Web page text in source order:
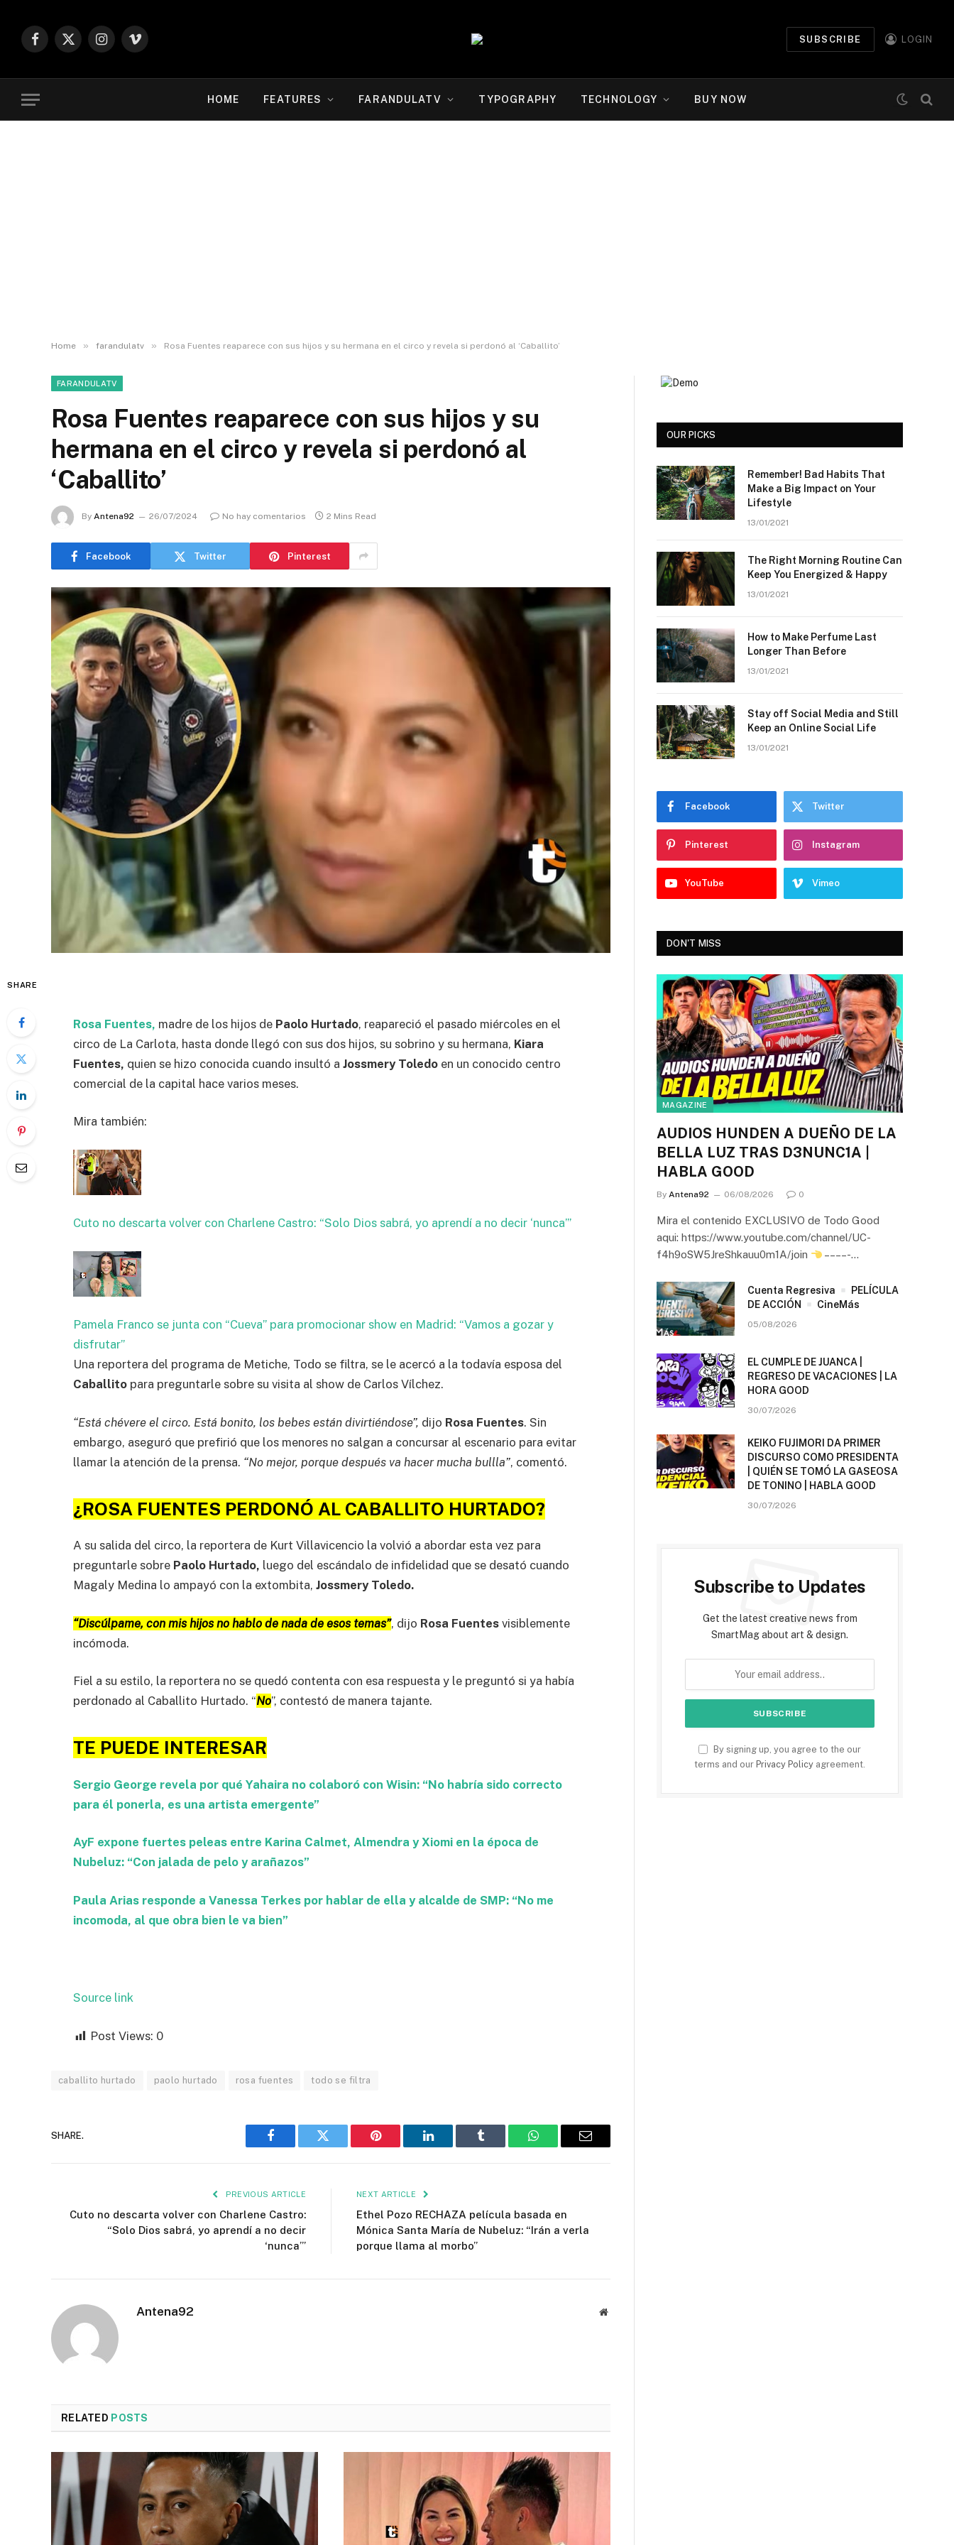
Facebook
X
Instagram
Vimeo
SUBSCRIBE LOGIN
HOME FEATURES FARANDULATV TYPOGRAPHY TECHNOLOGY BUY NOW
Home » farandulatv » Rosa Fuentes reaparece con sus hijos y su hermana en el circo y revela si perdonó al ‘Caballito’
FARANDULATV
Rosa Fuentes reaparece con sus hijos y su
hermana en el circo y revela si perdonó al
‘Caballito’
By Antena92 26/07/2024 No hay comentarios 2 Mins Read
Facebook Twitter Pinterest
SHARE
Rosa Fuentes, madre de los hijos de Paolo Hurtado, reapareció el pasado miércoles en el
circo de La Carlota, hasta donde llegó con sus dos hijos, su sobrino y su hermana, Kiara
Fuentes, quien se hizo conocida cuando insultó a Jossmery Toledo en un conocido centro
comercial de la capital hace varios meses.
Mira también:
Cuto no descarta volver con Charlene Castro: “Solo Dios sabrá, yo aprendí a no decir ‘nunca’”
Pamela Franco se junta con “Cueva” para promocionar show en Madrid: “Vamos a gozar y
disfrutar”
Una reportera del programa de Metiche, Todo se filtra, se le acercó a la todavía esposa del
Caballito para preguntarle sobre su visita al show de Carlos Vílchez.
“Está chévere el circo. Está bonito, los bebes están divirtiéndose”, dijo Rosa Fuentes. Sin
embargo, aseguró que prefirió que los menores no salgan a concursar al escenario para evitar
llamar la atención de la prensa. “No mejor, porque después va hacer mucha bullla”, comentó.
¿ROSA FUENTES PERDONÓ AL CABALLITO HURTADO?
A su salida del circo, la reportera de Kurt Villavicencio la volvió a abordar esta vez para
preguntarle sobre Paolo Hurtado, luego del escándalo de infidelidad que se desató cuando
Magaly Medina lo ampayó con la extombita, Jossmery Toledo.
“Discúlpame, con mis hijos no hablo de nada de esos temas”, dijo Rosa Fuentes visiblemente
incómoda.
Fiel a su estilo, la reportera no se quedó contenta con esa respuesta y le preguntó si ya había
perdonado al Caballito Hurtado. “No”, contestó de manera tajante.
TE PUEDE INTERESAR
Sergio George revela por qué Yahaira no colaboró con Wisin: “No habría sido correcto
para él ponerla, es una artista emergente”
AyF expone fuertes peleas entre Karina Calmet, Almendra y Xiomi en la época de
Nubeluz: “Con jalada de pelo y arañazos”
Paula Arias responde a Vanessa Terkes por hablar de ella y alcalde de SMP: “No me
incomoda, al que obra bien le va bien”
Source link
Post Views: 0
caballito hurtado paolo hurtado rosa fuentes todo se filtra
SHARE.
Facebook Twitter Pinterest LinkedIn Tumblr WhatsAppEmail
PREVIOUS ARTICLE
Cuto no descarta volver con Charlene Castro:
“Solo Dios sabrá, yo aprendí a no decir
‘nunca’”
NEXT ARTICLE
Ethel Pozo RECHAZA película basada en
Mónica Santa María de Nubeluz: “Irán a verla
porque llama al morbo”
Antena92 Website
RELATED POSTS
OUR PICKS
Remember! Bad Habits That
Make a Big Impact on Your
Lifestyle
13/01/2021
The Right Morning Routine Can
Keep You Energized & Happy
13/01/2021
How to Make Perfume Last
Longer Than Before
13/01/2021
Stay off Social Media and Still
Keep an Online Social Life
13/01/2021
Facebook Twitter
Pinterest Instagram
YouTube Vimeo
DON'T MISS
MAGAZINE
AUDIOS HUNDEN A DUEÑO DE LA
BELLA LUZ TRAS D3NUNC1A |
HABLA GOOD
By Antena92 06/08/2026 0
Mira el contenido EXCLUSIVO de Todo Good
aqui: https://www.youtube.com/channel/UC-
f4h9oSW5JreShkauu0m1A/join
– – – – -…
Cuenta Regresiva
PELÍCULA
DE ACCIÓN
CineMás
05/08/2026
EL CUMPLE DE JUANCA |
REGRESO DE VACACIONES | LA
HORA GOOD
30/07/2026
KEIKO FUJIMORI DA PRIMER
DISCURSO COMO PRESIDENTA
| QUIÉN SE TOMÓ LA GASEOSA
DE TONINO | HABLA GOOD
30/07/2026
Subscribe to Updates
Get the latest creative news from
SmartMag about art & design.
By signing up, you agree to the our
terms and our Privacy Policy agreement.